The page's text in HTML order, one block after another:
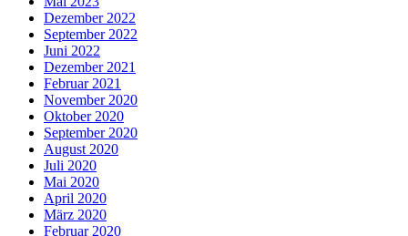
Dezember 2022
September 2022
Juni 2022
Dezember 2021
Februar 2021
November 2020
Oktober 2020
September 2020
August 2020
Juli 2020
Mai 2020
April 2020
März 2020
Februar 2020